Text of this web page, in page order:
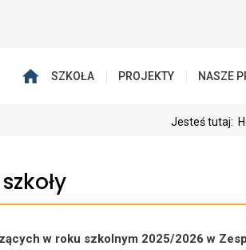
SZKOŁA PROJEKTY NASZE
Jesteś tutaj:
w roku szkolnym 2025/2026 w